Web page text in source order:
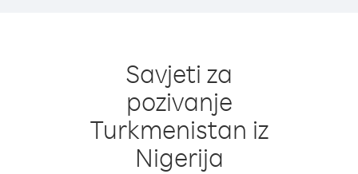
Savjeti za
pozivanje
Turkmenistan iz
Nigerija